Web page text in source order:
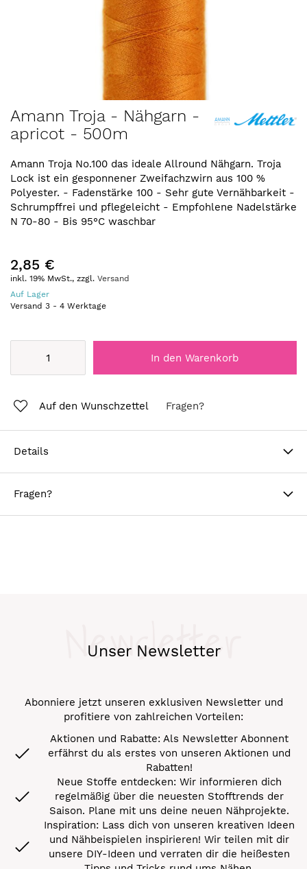
Anfang
der
springen
Amann Troja - Nähgarn -
apricot - 500m
Amann Troja No.100 das ideale Allround Nähgarn. Troja
Lock ist ein gesponnener Zweifachzwirn aus 100 %
Polyester. - Fadenstärke 100 - Sehr gute Vernähbarkeit -
Schrumpffrei und pflegeleicht - Empfohlene Nadelstärke
N 70-80 - Bis 95°C waschbar
2,85 €
inkl. 19% MwSt., zzgl. Versand
Auf Lager
Versand 3 - 4 Werktage
In den Warenkorb
Auf den Wunschzettel Fragen?
Details
Fragen?
Unser Newsletter
Newsletter
Abonniere jetzt unseren exklusiven Newsletter und
profitiere von zahlreichen Vorteilen:
Aktionen und Rabatte: Als Newsletter Abonnent
erfährst du als erstes von unseren Aktionen und
Rabatten!
Neue Stoffe entdecken: Wir informieren dich
regelmäßig über die neuesten Stofftrends der
Saison. Plane mit uns deine neuen Nähprojekte.
Inspiration: Lass dich von unseren kreativen Ideen
und Nähbeispielen inspirieren! Wir teilen mit dir
unsere DIY-Ideen und verraten dir die heißesten